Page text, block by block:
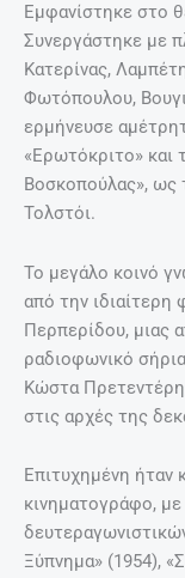
Εμφανίστηκε στο
Συνεργάστηκε με
Κατερίνας,
Φωτόπουλου,
ερμήνευσε
«Ερωτόκριτο» και
Βοσκοπούλας», ως
Τολστόι.
Το μεγάλο κοινό
από την
Περπερίδου, μιας
ραδιοφωνικό
Κώστα
στις αρχές της
Επιτυχημένη ήταν
κινηματογράφο,
Ξύπνημα» (1954),